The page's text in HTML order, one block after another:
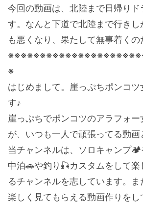
今回の動画は、北陸まで日帰り
す。なんと下道で北陸まで行き
も悪くなり、果たして無事着く
※
はじめまして。崖っぷちポンコ
す♪
崖っぷちでポンコツのアラフォー
が、いつも一人で頑張ってる動画
当チャンネルは、ソロキャンプ
中泊🚗や釣り🎣カスタムをして
るチャンネルを志しています。
楽しく見てもらえる動画作りをし